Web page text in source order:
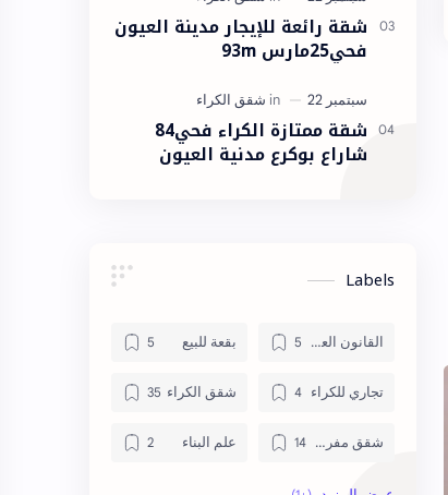
شقة رائعة للإيجار مدينة العيون
فحي25مارس 93m
شقة ممتازة الكراء فحي84
شاراع بوكرع مدنية العيون
Labels
القانون العقاري بقعة للبيع
تجاري للكراء شقق الكراء
شقق مفروشة علم البناء